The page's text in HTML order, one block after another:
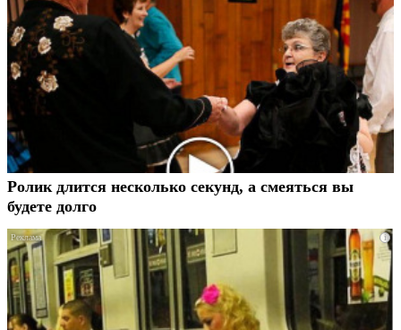
Ролик длится несколько секунд, а смеяться вы
будете долго
i